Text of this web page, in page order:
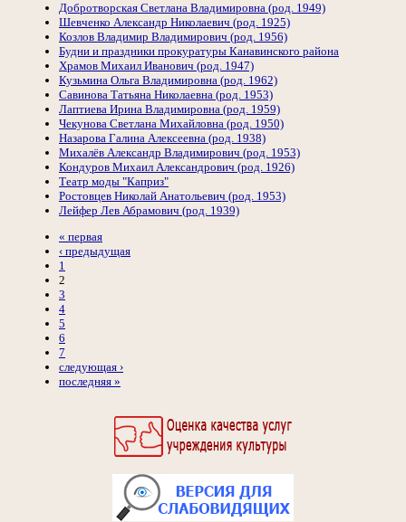
Добротворская Светлана Владимировна (род. 1949)
Шевченко Александр Николаевич (род. 1925)
Козлов Владимир Владимирович (род. 1956)
Будни и праздники прокуратуры Канавинского района
Храмов Михаил Иванович (род. 1947)
Кузьмина Ольга Владимировна (род. 1962)
Савинова Татьяна Николаевна (род. 1953)
Лаптиева Ирина Владимировна (род. 1959)
Чекунова Светлана Михайловна (род. 1950)
Назарова Галина Алексеевна (род. 1938)
Михалёв Александр Владимирович (род. 1953)
Кондуров Михаил Александрович (род. 1926)
Театр моды "Каприз"
Ростовцев Николай Анатольевич (род. 1953)
Лейфер Лев Абрамович (род. 1939)
« первая
‹ предыдущая
1
2
3
4
5
6
7
следующая ›
последняя »